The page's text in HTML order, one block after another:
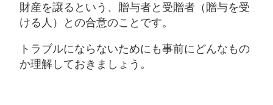
財産を譲るという、贈与者と受贈者（贈与を受
ける人）との合意のことです。
トラブルにならないためにも事前にどんなもの
か理解しておきましょう。